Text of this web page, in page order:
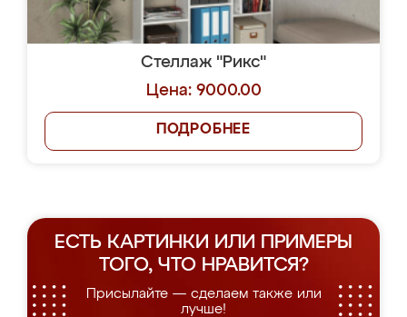
Стеллаж "Рикс"
Цена: 9000.00
ПОДРОБНЕЕ
ЕСТЬ КАРТИНКИ ИЛИ ПРИМЕРЫ
ТОГО, ЧТО НРАВИТСЯ?
Присылайте — сделаем также или
лучше!